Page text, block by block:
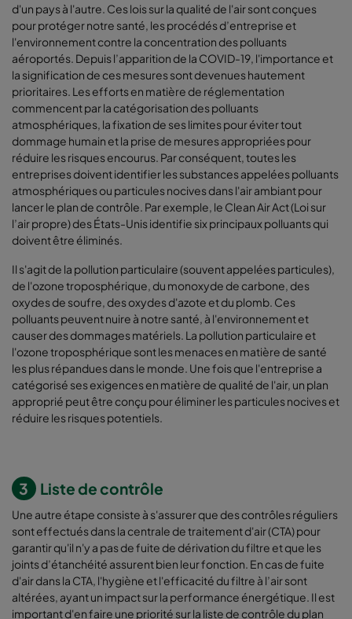
d'un pays à l'autre. Ces lois sur la qualité de l'air sont conçues
pour protéger notre santé, les procédés d’entreprise et
l'environnement contre la concentration des polluants
aéroportés. Depuis l’apparition de la COVID-19, l'importance et
la signification de ces mesures sont devenues hautement
prioritaires. Les efforts en matière de réglementation
commencent par la catégorisation des polluants
atmosphériques, la fixation de ses limites pour éviter tout
dommage humain et la prise de mesures appropriées pour
réduire les risques encourus. Par conséquent, toutes les
entreprises doivent identifier les substances appelées polluants
atmosphériques ou particules nocives dans l'air ambiant pour
lancer le plan de contrôle. Par exemple, le Clean Air Act (Loi sur
l’air propre) des États-Unis identifie six principaux polluants qui
doivent être éliminés.
Il s'agit de la pollution particulaire (souvent appelées particules),
de l'ozone troposphérique, du monoxyde de carbone, des
oxydes de soufre, des oxydes d'azote et du plomb. Ces
polluants peuvent nuire à notre santé, à l'environnement et
causer des dommages matériels. La pollution particulaire et
l'ozone troposphérique sont les menaces en matière de santé
les plus répandues dans le monde. Une fois que l'entreprise a
catégorisé ses exigences en matière de qualité de l'air, un plan
approprié peut être conçu pour éliminer les particules nocives et
réduire les risques potentiels.
3 Liste de contrôle
Une autre étape consiste à s'assurer que des contrôles réguliers
sont effectués dans la centrale de traitement d'air (CTA) pour
garantir qu'il n'y a pas de fuite de dérivation du filtre et que les
joints d’étanchéité assurent bien leur fonction. En cas de fuite
d'air dans la CTA, l'hygiène et l'efficacité du filtre à l’air sont
altérées, ayant un impact sur la performance énergétique. Il est
important d'en faire une priorité sur la liste de contrôle du plan